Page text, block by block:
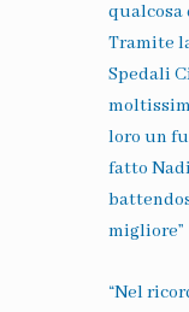
qualcosa
Tramite
Spedali
loro un
fatto
migliore”
“Nel